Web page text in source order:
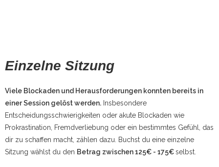
Einzelne Sitzung
Viele Blockaden und Herausforderungen konnten bereits in
einer Session gelöst werden. Insbesondere
Entscheidungsschwierigkeiten oder akute Blockaden wie
Prokrastination, Fremdverliebung oder ein bestimmtes Gefühl, das
dir zu schaffen macht, zählen dazu. Buchst du eine einzelne
Sitzung wählst du den Betrag zwischen 125€ - 175€selbst.